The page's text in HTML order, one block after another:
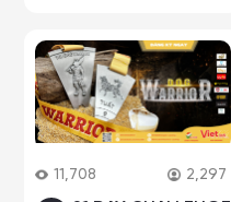
11,708 2,297